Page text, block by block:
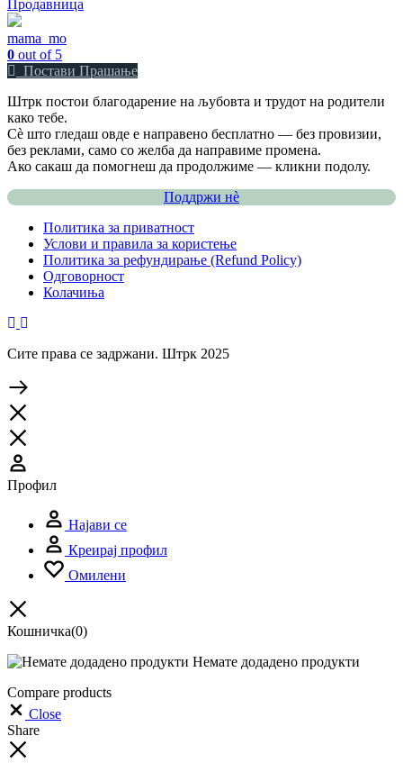
Продавница
mama_mo
0 out of 5
Постави Прашање
Штрк постои благодарение на љубовта и трудот на родители
како тебе.
Сè што гледаш овде е направено бесплатно — без провизии,
без реклами, само со желба да направиме промена.
Ако сакаш да помогнеш да продолжиме — кликни подолу.
Поддржи нѐ
Политика за приватност
Услови и правила за користење
Политика за рефундирање (Refund Policy)
Одговорност
Колачиња
Сите права се задржани. Штрк 2025
Профил
Најави се
Креирај профил
Омилени
Кошничка(0)
Немате додадено продукти
Compare products
Close
Share